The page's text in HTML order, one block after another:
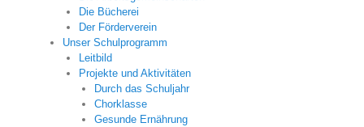
Die Bücherei
Der Förderverein
Unser Schulprogramm
Leitbild
Projekte und Aktivitäten
Durch das Schuljahr
Chorklasse
Gesunde Ernährung